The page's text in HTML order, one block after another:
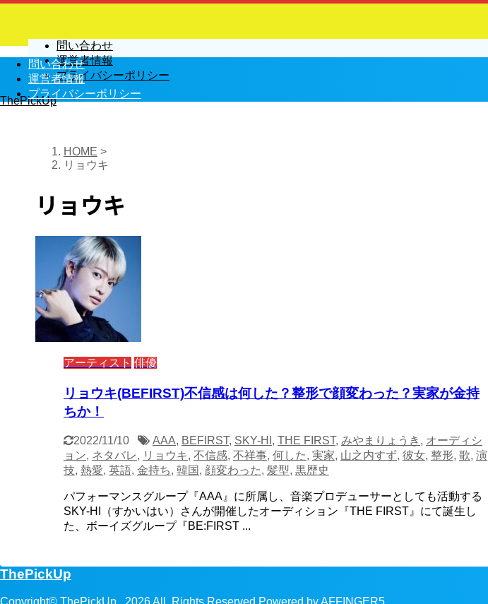
問い合わせ
運営者情報
プライバシーポリシー
ThePickUp
問い合わせ
運営者情報
プライバシーポリシー
HOME >
リョウキ
リョウキ
アーティスト 俳優
リョウキ(BEFIRST)不信感は何した？整形で顔変わった？実家が金持
ちか！
2022/11/10 AAA, BEFIRST, SKY-HI , THE FIRST, みやまりょうき , オーディシ
ョン, ネタバレ, リョウキ, 不信感, 不祥事, 何した, 実家, 山之内すず, 彼女, 整形, 歌, 演
技, 熱愛, 英語, 金持ち, 韓国 , 顔変わった, 髪型, 黒歴史
パフォーマンスグループ『AAA』に所属し、音楽プロデューサーとしても活動する
SKY-HI（すかいはい）さんが開催したオーディション『THE FIRST』にて誕生し
た、ボーイズグループ『BE:FIRST ...
ThePickUp
Copyright© ThePickUp , 2026 All Rights Reserved Powered byAFFINGER5.